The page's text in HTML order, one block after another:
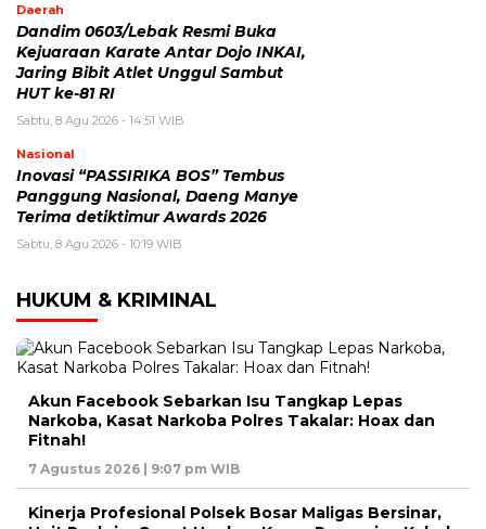
Daerah
Dandim 0603/Lebak Resmi Buka
Kejuaraan Karate Antar Dojo INKAI,
Jaring Bibit Atlet Unggul Sambut
HUT ke-81 RI
Sabtu, 8 Agu 2026 - 14:51 WIB
Nasional
Inovasi “PASSIRIKA BOS” Tembus
Panggung Nasional, Daeng Manye
Terima detiktimur Awards 2026
Sabtu, 8 Agu 2026 - 10:19 WIB
HUKUM & KRIMINAL
Akun Facebook Sebarkan Isu Tangkap Lepas
Narkoba, Kasat Narkoba Polres Takalar: Hoax dan
Fitnah!
7 Agustus 2026 | 9:07 pm WIB
Kinerja Profesional Polsek Bosar Maligas Bersinar,